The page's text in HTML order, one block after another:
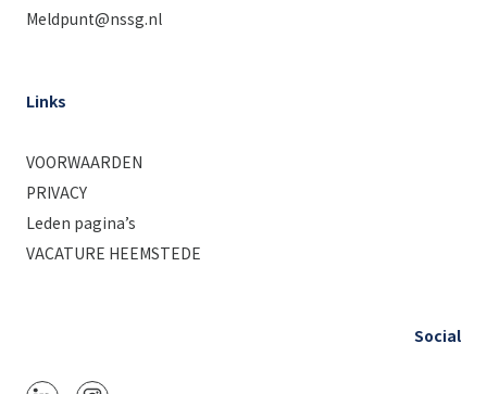
Meldpunt@nssg.nl
Links
VOORWAARDEN
PRIVACY
Leden pagina’s
VACATURE HEEMSTEDE
Social